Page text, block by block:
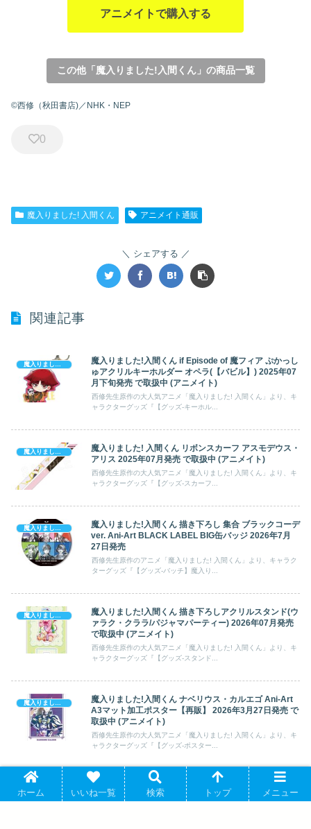
アニメイトで購入する
この他「魔入りました!入間くん」の商品一覧
©西修（秋田書店)／NHK・NEP
0
魔入りました! 入間くん アニメイト通販
シェアする
関連記事
魔入りました! 入間くん
魔入りました!入間くん if Episode of 魔フィア ぷかっし
ゅアクリルキーホルダー オペラ(【バビル】) 2025年07
月下旬発売 で取扱中 (アニメイト)
西修先生原作の大人気アニメ「魔入りました! 入間くん」より、キ
ャラクターグッズ『【グッズ-キーホル...
魔入りました! 入間くん
魔入りました! 入間くん リボンスカーフ アスモデウス・
アリス 2025年07月発売 で取扱中 (アニメイト)
西修先生原作の大人気アニメ「魔入りました! 入間くん」より、キ
ャラクターグッズ『【グッズ-スカーフ...
魔入りました! 入間くん
魔入りました!入間くん 描き下ろし 集合 ブラックコーデ
ver. Ani-Art BLACK LABEL BIG缶バッジ 2026年7月
27日発売
西修先生原作のアニメ「魔入りました! 入間くん」より、キャラク
ターグッズ『【グッズ-バッチ】魔入り...
魔入りました! 入間くん
魔入りました!入間くん 描き下ろしアクリルスタンド(ウ
ァラク・クララ/パジャマパーティー) 2026年07月発売
で取扱中 (アニメイト)
西修先生原作の大人気アニメ「魔入りました! 入間くん」より、キ
ャラクターグッズ『【グッズ-スタンド...
魔入りました!入間くん ナベリウス・カルエゴ Ani-Art
A3マット加工ポスター【再販】 2026年3月27日発売 で
取扱中 (アニメイト)
西修先生原作の大人気アニメ「魔入りました! 入間くん」より、キ
ャラクターグッズ『【グッズ-ポスター...
魔入りました!入間くん アスモデウス・アリス B8硬質
カードケース 2025年10月27日発売
ホーム いいね一覧 検索 トップ メニュー